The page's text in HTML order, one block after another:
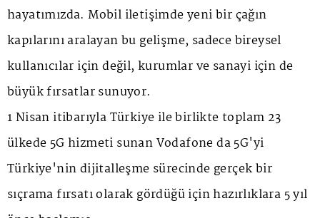
hayatımızda. Mobil iletişimde yeni bir çağın
kapılarını aralayan bu gelişme, sadece bireysel
kullanıcılar için değil, kurumlar ve sanayi için de
büyük fırsatlar sunuyor.
1 Nisan itibarıyla Türkiye ile birlikte toplam 23
ülkede 5G hizmeti sunan Vodafone da 5G'yi
Türkiye'nin dijitalleşme sürecinde gerçek bir
sıçrama fırsatı olarak gördüğü için hazırlıklara 5 yıl